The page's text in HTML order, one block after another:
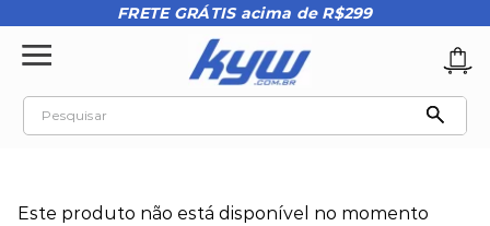
FRETE GRÁTIS acima de R$299
Pesquisar
Este produto não está disponível no momento